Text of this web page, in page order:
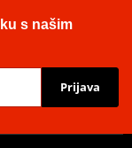
s našim
Prijava